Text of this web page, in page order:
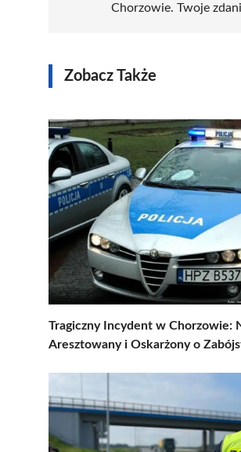
Chorzowie. Twoje
Zobacz Także
Tragiczny Incydent w Chorzowie:
Aresztowany i Oskarżony o